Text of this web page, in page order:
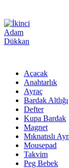
Açacak
Anahtarlık
Ayraç
Bardak Altlığı
Defter
Kupa Bardak
Magnet
Mıknatıslı
Mousepad
Takvim
Peg Bebek